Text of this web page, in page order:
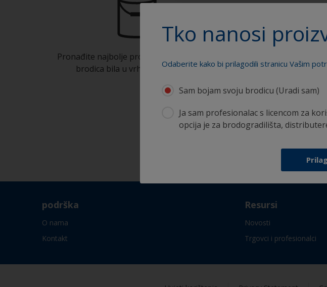
Tko nanosi
Odaberite kako bi prilagodili stranicu Vašim
Sam bojam svoju brodicu (Uradi sam)
Ja sam profesionalac s licencom za
opcija je za brodogradilišta,
Pronađite najbolje proizvode kako bi Vaša
brodica bila u vrhunskom stanju
podrška
O nama
Kontakt
Resursi
Novosti
Trgovci i profesionalci